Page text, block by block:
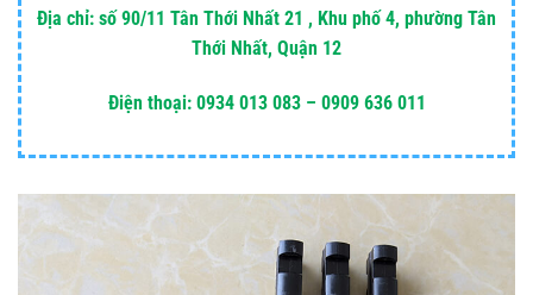
Địa chỉ: số 90/11 Tân Thới Nhất 21 , Khu phố 4, phường Tân
Thới Nhất, Quận 12
Điện thoại: 0934 013 083 – 0909 636 011